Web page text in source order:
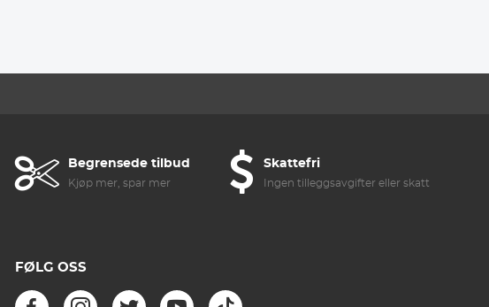
Begrensede tilbud
Kjøp mer, spar mer
Skattefri
Ingen tilleggsavgifter eller skatteavgifter
FØLG OSS